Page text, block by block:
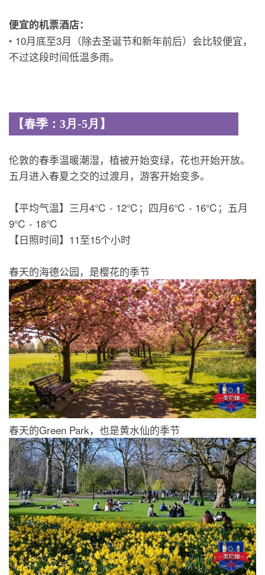
便宜的机票酒店：
‣ 10月底至3月（除去圣诞节和新年前后）会比较便宜，
不过这段时间低温多雨。
【春季：3月-5月】
伦敦的春季温暖潮湿，植被开始变绿，花也开始开放。
五月进入春夏之交的过渡月，游客开始变多。
【平均气温】三月4℃ - 12℃；四月6℃ - 16℃；五月
9℃ - 18℃
【日照时间】11至15个小时
春天的海德公园，是樱花的季节
春天的Green Park，也是黄水仙的季节